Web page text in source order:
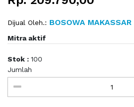
Dijual Oleh.: BOSOWA
Mitra aktif
Stok : 100
Jumlah